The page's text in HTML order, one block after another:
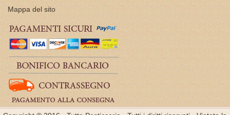
Mappa del sito